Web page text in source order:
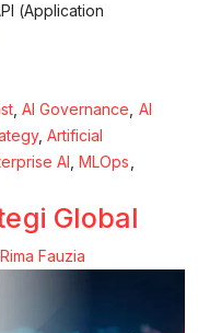
(Application
dari AI
,AI Governance AI
,Artificial
AI ,MLOps
Global
Rima Fauzia